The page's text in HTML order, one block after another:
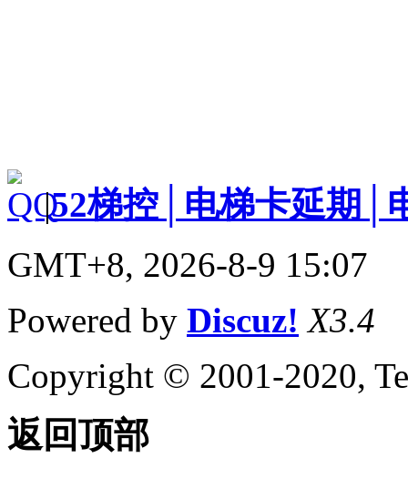
|52梯控│电梯卡延期│
GMT+8, 2026-8-9 15:07
Powered by Discuz! X3.4
Copyright © 2001-2020,
返回顶部